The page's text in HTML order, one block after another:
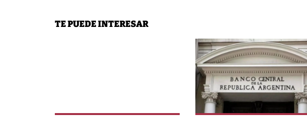
TE PUEDE INTERESAR